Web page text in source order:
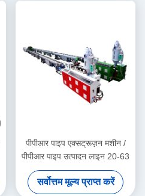
पीपीआर पाइप एक्सट्रूज़न मशीन /
पीपीआर पाइप उत्पादन लाइन 20-63
सर्वोत्तम मूल्य प्राप्त करें